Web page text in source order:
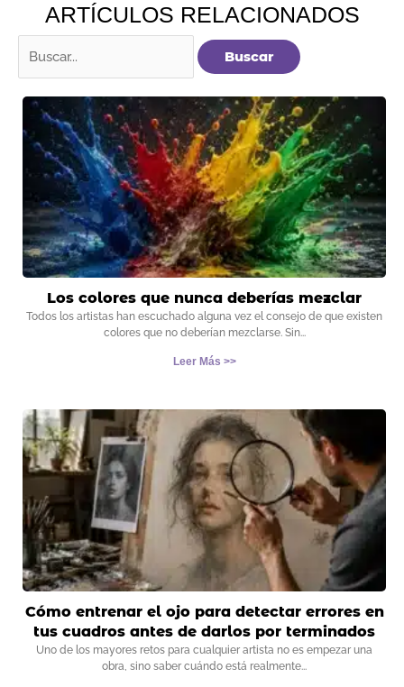
ARTÍCULOS RELACIONADOS
por:
Los colores que nunca deberías mezclar
Todos los artistas han escuchado alguna vez el consejo de que existen
colores que no deberían mezclarse. Sin
Leer Más >>
Cómo entrenar el ojo para detectar errores en
tus cuadros antes de darlos por terminados
Uno de los mayores retos para cualquier artista no es empezar una
obra, sino saber cuándo está realmente